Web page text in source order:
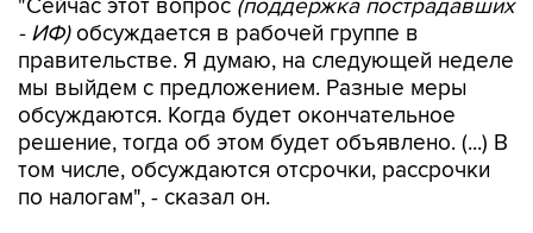
"Сейчас этот вопрос (поддержка пострадавших
- ИФ)обсуждается в рабочей группе в
правительстве. Я думаю, на следующей неделе
мы выйдем с предложением. Разные меры
обсуждаются. Когда будет окончательное
решение, тогда об этом будет объявлено. (...) В
том числе, обсуждаются отсрочки, рассрочки
по налогам", - сказал он.